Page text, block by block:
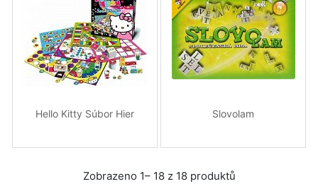
Hello Kitty Súbor Hier Slovolam
Zobrazeno 1– 18 z 18 produktů